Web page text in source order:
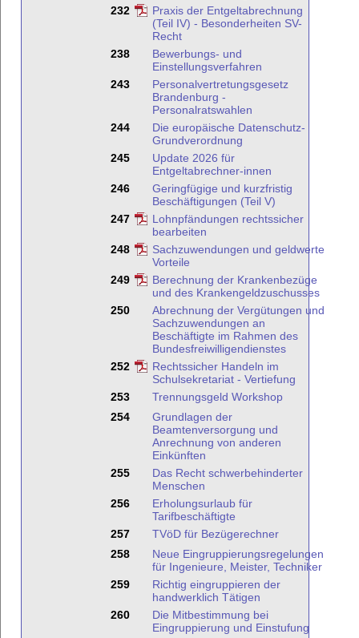
232
Praxis der Entgeltabrechnung
(Teil IV) - Besonderheiten SV-
Recht
238
Bewerbungs- und
Einstellungsverfahren
243
Personalvertretungsgesetz
Brandenburg -
Personalratswahlen
244
Die europäische Datenschutz-
Grundverordnung
245
Update 2026 für
Entgeltabrechner-innen
246
Geringfügige und kurzfristig
Beschäftigungen (Teil V)
247
Lohnpfändungen rechtssicher
bearbeiten
248
Sachzuwendungen und geldwerte
Vorteile
249
Berechnung der Krankenbezüge
und des Krankengeldzuschusses
250
Abrechnung der Vergütungen und
Sachzuwendungen an
Beschäftigte im Rahmen des
Bundesfreiwilligendienstes
252
Rechtssicher Handeln im
Schulsekretariat - Vertiefung
253
Trennungsgeld Workshop
254
Grundlagen der
Beamtenversorgung und
Anrechnung von anderen
Einkünften
255
Das Recht schwerbehinderter
Menschen
256
Erholungsurlaub für
Tarifbeschäftigte
257
TVöD für Bezügerechner
258
Neue Eingruppierungsregelungen
für Ingenieure, Meister, Techniker
259
Richtig eingruppieren der
handwerklich Tätigen
260
Die Mitbestimmung bei
Eingruppierung und Einstufung